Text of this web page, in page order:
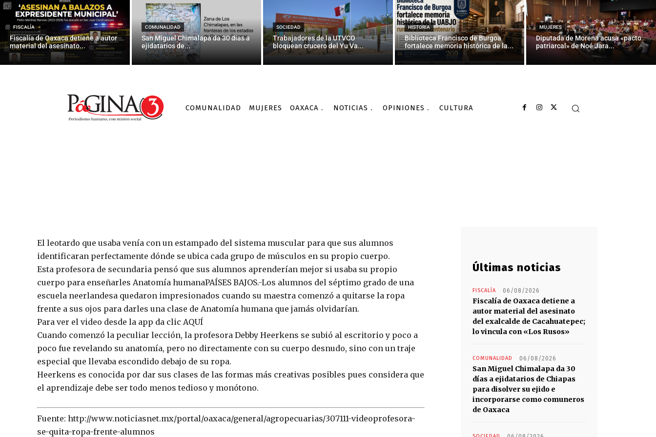
FISCALÍA
Fiscalía de Oaxaca detiene a autor
material del asesinato...
COMUNALIDAD
San Miguel Chimalapa da 30 días a
ejidatarios de...
SOCIEDAD
Trabajadores de la UTVCO
bloquean crucero del Yu Va...
HISTORIA
Biblioteca Francisco de Burgoa
fortalece memoria histórica de la...
MUJERES
Diputada de Morena acusa «pacto
patriarcal» de Noé Jara...
COMUNALIDAD MUJERES OAXACA NOTICIAS OPINIONES CULTURA
Profesora se quita la ropa frente a alumnos
Por AGENCIA INFORMATIVA CONACYT - 12/10/2015
El leotardo que usaba venía con un estampado del sistema muscular para que sus alumnos
identificaran perfectamente dónde se ubica cada grupo de músculos en su propio cuerpo.
Esta profesora de secundaria pensó que sus alumnos aprenderían mejor si usaba su propio
cuerpo para enseñarles Anatomía humanaPAÍSES BAJOS.-Los alumnos del séptimo grado de una
escuela neerlandesa quedaron impresionados cuando su maestra comenzó a quitarse la ropa
frente a sus ojos para darles una clase de Anatomía humana que jamás olvidarían.
Para ver el video desde la app da clic AQUÍ
Cuando comenzó la peculiar lección, la profesora Debby Heerkens se subió al escritorio y poco a
poco fue revelando su anatomía, pero no directamente con su cuerpo desnudo, sino con un traje
especial que llevaba escondido debajo de su ropa.
Heerkens es conocida por dar sus clases de las formas más creativas posibles pues considera que
el aprendizaje debe ser todo menos tedioso y monótono.
Fuente: http://www.noticiasnet.mx/portal/oaxaca/general/agropecuarias/307111-videoprofesora-
se-quita-ropa-frente-alumnos
Últimas noticias
FISCALÍA 06/08/2026
Fiscalía de Oaxaca detiene a
autor material del asesinato
del exalcalde de Cacahuatepec;
lo vincula con «Los Rusos»
COMUNALIDAD 06/08/2026
San Miguel Chimalapa da 30
días a ejidatarios de Chiapas
para disolver su ejido e
incorporarse como comuneros
de Oaxaca